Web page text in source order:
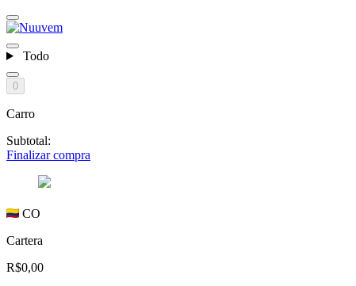
Todo
0
Carro
Subtotal:
Finalizar compra
CO
Cartera
R$0,00